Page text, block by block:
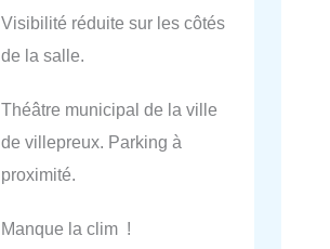
Visibilité réduite sur les côtés
de la salle.
Théâtre municipal de la ville
de villepreux. Parking à
proximité.
Manque la clim !